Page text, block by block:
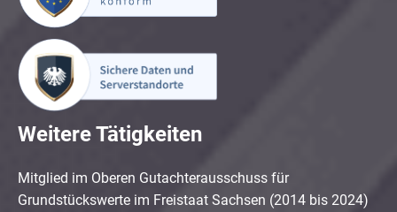
Weitere Tätigkeiten
Mitglied im Oberen Gutachterausschuss für
Grundstückswerte im Freistaat Sachsen (2014 bis 2024)